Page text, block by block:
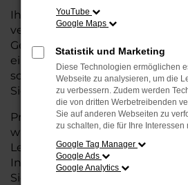
Ihr Škoda Autohaus in Stuhr ist
vertrauenswürdiger Partner,
Gebrauchtwagen geht. Wir
eine große Auswahl an
sondern auch eine fachkundige
Sie das für Sie passende Modell
Profitieren Sie von unseren
wie attraktiven
Leasingangeboten und der
Inzahlungnahme Ihres alten
Sie uns und überzeugen Sie
YouTube
Google Maps
Statistik und Marketing
Diese Technologien ermöglichen
Webseite zu analysieren, um die
zu verbessern. Zudem werden
die von dritten Werbetreibenden
Sie auf anderen Webseiten zu
zu schalten, die für Ihre Interessen
Google Tag Manager
Google Ads
Google Analytics